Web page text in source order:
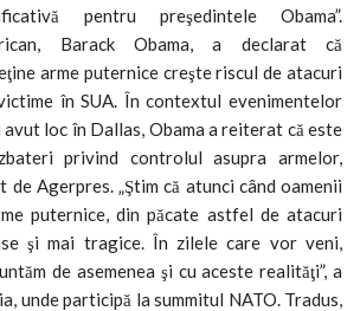
pentru preşedintele Obama”.
Barack Obama, a declarat că
arme puternice creşte riscul de atacuri
în SUA. În contextul evenimentelor
loc în Dallas, Obama a reiterat că este
privind controlul asupra armelor,
Agerpres. „Ştim că atunci când oamenii
puternice, din păcate astfel de atacuri
şi mai tragice. În zilele care vor veni,
de asemenea şi cu aceste realităţi”, a
unde participă la summitul NATO. Tradus,